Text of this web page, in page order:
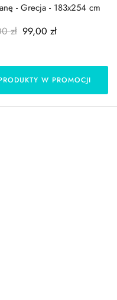
- Grecja - 183x254 cm
zł 99,00 zł
W PROMOCJI